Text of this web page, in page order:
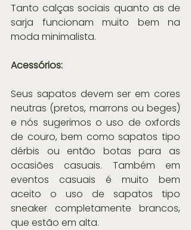
Tanto calças sociais quanto as de
sarja funcionam muito bem na
moda minimalista.
Acessórios:
Seus sapatos devem ser em cores
neutras (pretos, marrons ou beges)
e nós sugerimos o uso de oxfords
de couro, bem como sapatos tipo
dérbis ou então botas para as
ocasiões casuais. Também em
eventos casuais é muito bem
aceito o uso de sapatos tipo
sneaker completamente brancos,
que estão em alta.